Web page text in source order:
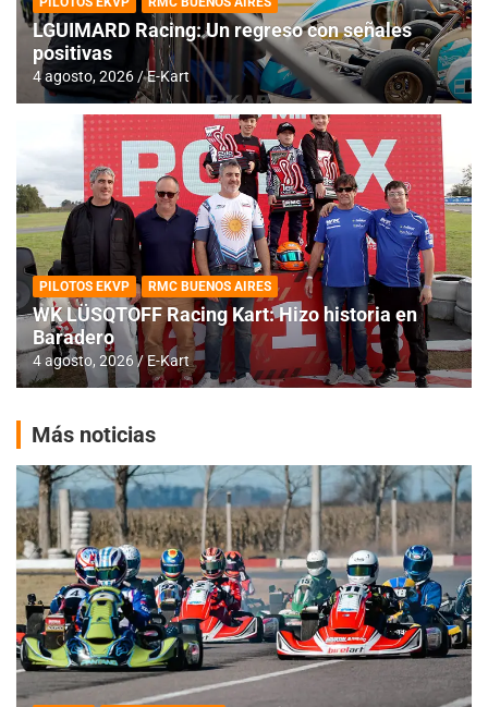
LGUIMARD Racing: Un regreso con señales
positivas
4 agosto, 2026 E-Kart
PILOTOS EKVP RMC BUENOS AIRES
WK LÜSQTOFF Racing Kart: Hizo historia en
Baradero
4 agosto, 2026 E-Kart
Más noticias